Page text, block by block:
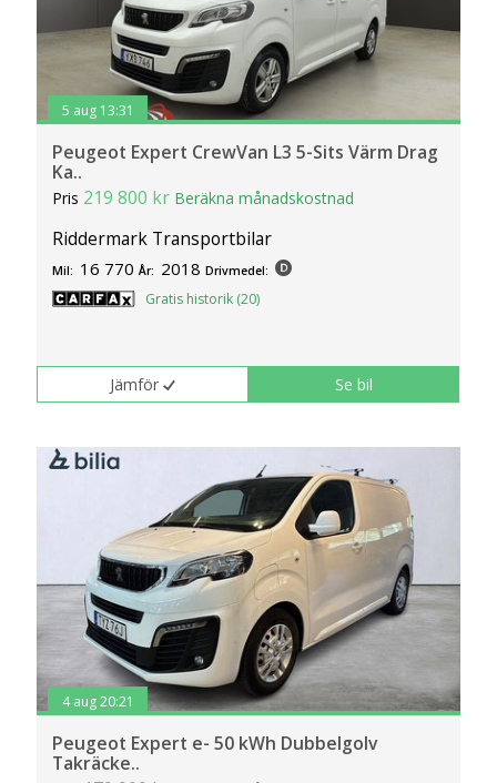
5 aug 13:31
Peugeot Expert CrewVan L3 5-Sits Värm Drag
Ka..
Pris 219 800 kr Beräkna månadskostnad
Riddermark Transportbilar
Mil: 16 770 År: 2018 Drivmedel:
Gratis historik (20)
Jämför Se bil
4 aug 20:21
Peugeot Expert e- 50 kWh Dubbelgolv
Takräcke..